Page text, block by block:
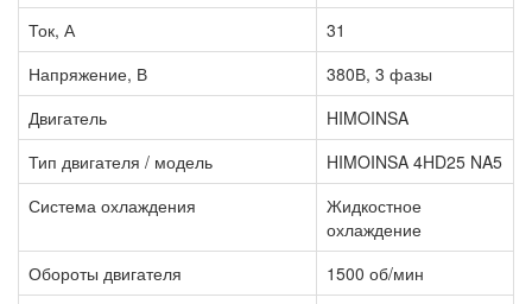
Ток, А
31
Напряжение, В
380В, 3 фазы
Двигатель
HIMOINSA
Тип двигателя / модель
HIMOINSA 4HD25 NA5
Система охлаждения
Жидкостное
охлаждение
Обороты двигателя
1500 об/мин